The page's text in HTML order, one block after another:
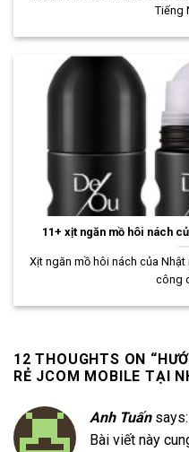
Tiếng
11+ xịt ngăn mồ hôi nách
Xịt ngăn mồ hôi nách của
công
12 THOUGHTS ON “
RẺ JCOM MOBILE TẠI
Anh Tuấn says:
Bài viết này